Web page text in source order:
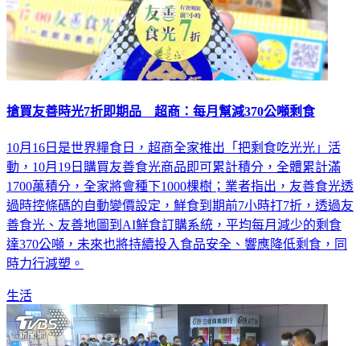
搶買友善時光7折即期品 超商：每月幫減370公噸剩食
10月16日是世界糧食日，超商全家推出「把剩食吃光光」活
動，10月19日購買友善食光商品即可累計積分，全體累計滿
1700萬積分，全家將會種下1000棵樹；業者指出，友善食光透
過時控條碼的自動變價設定，鮮食到期前7小時打7折，透過友
善食光、友善地圖到AI鮮食訂購系統，平均每月減少的剩食
達370公噸，未來也將持續投入食品安全、響應降低剩食，同
時力行減塑。
生活